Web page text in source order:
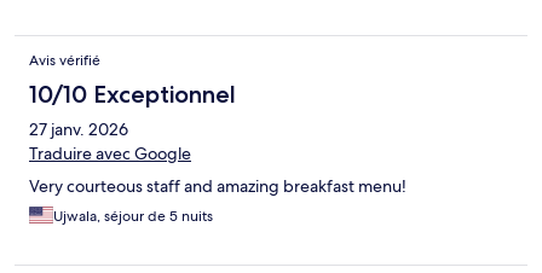
Avis vérifié
10/10 Exceptionnel
27 janv. 2026
Traduire avec Google
Very courteous staff and amazing breakfast menu!
Ujwala, séjour de 5 nuits